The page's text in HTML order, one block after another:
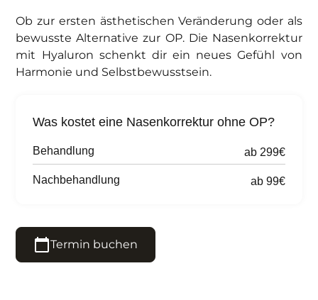
Ob zur ersten ästhetischen Veränderung oder als
bewusste Alternative zur OP. Die Nasenkorrektur
mit Hyaluron schenkt dir ein neues Gefühl von
Harmonie und Selbstbewusstsein.
Was kostet eine Nasenkorrektur ohne OP?
Behandlung ab 299€
Nachbehandlung ab 99€
Termin buchen